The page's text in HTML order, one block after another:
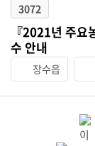
3072
『2021년 주요
수 안내
장수읍